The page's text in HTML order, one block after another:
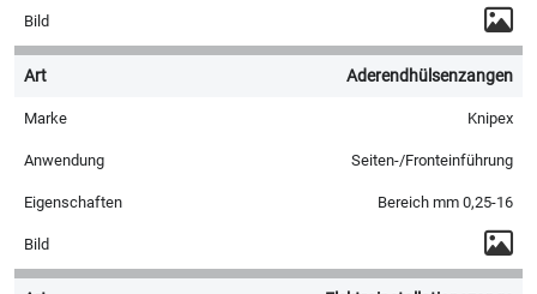
Aderendhülsenzangen
Knipex
Seiten-/Fronteinführung
Bereich mm 0,25-16